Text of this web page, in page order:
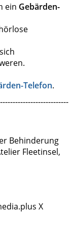
ein Gebärden-
Telefon.
Behinderung
Fleetinsel,
X